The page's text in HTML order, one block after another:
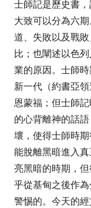
士師記是歷史書
大致可以分為六
道、失敗以及戰
比；也闡述以色
業的原因。士師
新一代（約書亞
恩蒙福；但士師
的心背離神的話
壞，使得士師時
能脫離黑暗進入
亮黑暗的時期，
乎從基甸之後作
警惕的。今天的經